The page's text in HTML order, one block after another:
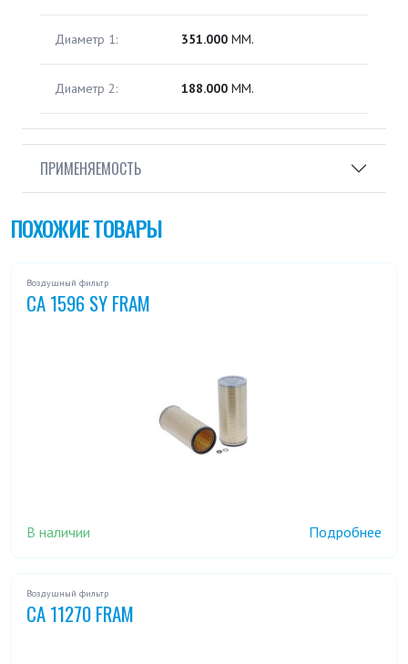
Диаметр 1: 351.000 ММ.
Диаметр 2: 188.000 ММ.
ПРИМЕНЯЕМОСТЬ
ПОХОЖИЕ ТОВАРЫ
Воздушный фильтр
CA 1596 SY FRAM
В наличии Подробнее
Воздушный фильтр
CA 11270 FRAM